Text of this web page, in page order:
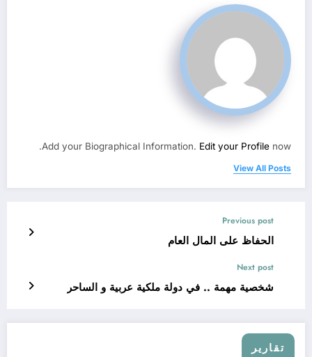
Add your Biographical Information. Edit your Profile now.
View All Posts
Previous post
الحفاظ على المال العام
Next post
شخصية مهمة .. في دولة ملكية عربية و الساحر
تقارير